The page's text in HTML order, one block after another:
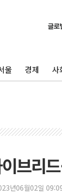
울 경제 사
브리
년06월02일